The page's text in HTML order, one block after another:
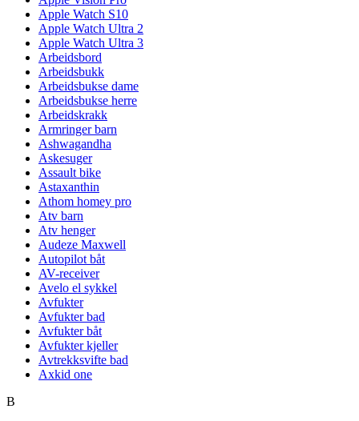
Apple Watch S10
Apple Watch Ultra 2
Apple Watch Ultra 3
Arbeidsbord
Arbeidsbukk
Arbeidsbukse dame
Arbeidsbukse herre
Arbeidskrakk
Armringer barn
Ashwagandha
Askesuger
Assault bike
Astaxanthin
Athom homey pro
Atv barn
Atv henger
Audeze Maxwell
Autopilot båt
AV-receiver
Avelo el sykkel
Avfukter
Avfukter bad
Avfukter båt
Avfukter kjeller
Avtrekksvifte bad
Axkid one
B